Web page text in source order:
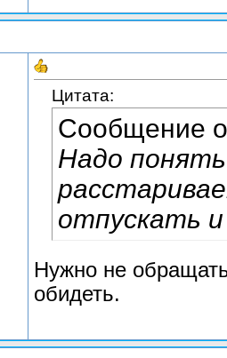
Цитата:
Сообщение
Надо
отпускать
Нужно не
обидеть.